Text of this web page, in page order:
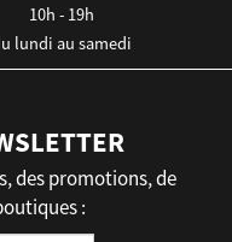
10h - 19h
lundi au samedi
des promotions, de
: